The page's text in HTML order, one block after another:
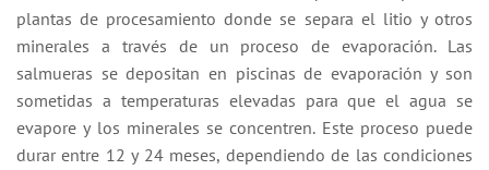
plantas de procesamiento donde se separa el litio y otros
minerales a través de un proceso de evaporación. Las
salmueras se depositan en piscinas de evaporación y son
sometidas a temperaturas elevadas para que el agua se
evapore y los minerales se concentren. Este proceso puede
durar entre 12 y 24 meses, dependiendo de las condiciones